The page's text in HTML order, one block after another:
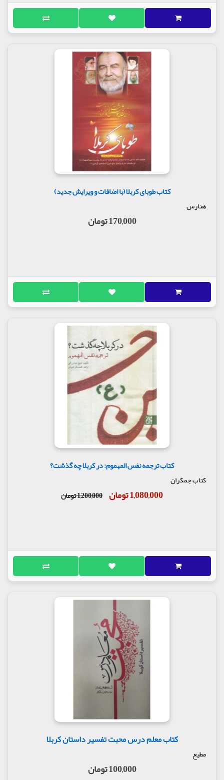
کتاب طوبای کربلا (با اضافات و ویرایش جدید)
هنارس
170,000 تومان
کتاب ترجمه نفس المهموم: در کربلا چه گذشت؟
کتاب جمکران
1,080,000 تومان 1,200,000 تومان
کتاب معلم درس محبت تفسیر داستان کربلا
مطیع
100,000 تومان